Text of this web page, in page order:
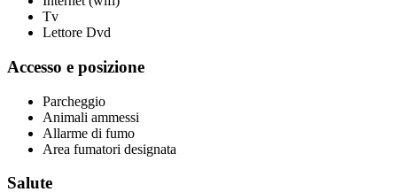
Tv
Lettore Dvd
Accesso e posizione
Parcheggio
Animali ammessi
Allarme di fumo
Area fumatori designata
Salute